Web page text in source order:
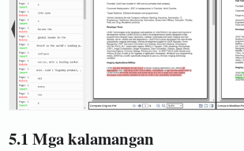
5.1 Mga kalamangan